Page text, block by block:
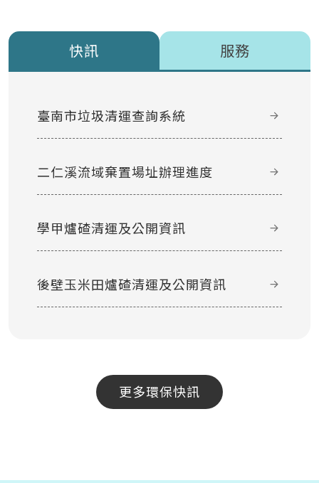
快訊 服務
臺南市垃圾清運查詢系統
二仁溪流域棄置場址辦理進度
學甲爐碴清運及公開資訊
後壁玉米田爐碴清運及公開資訊
更多環保快訊